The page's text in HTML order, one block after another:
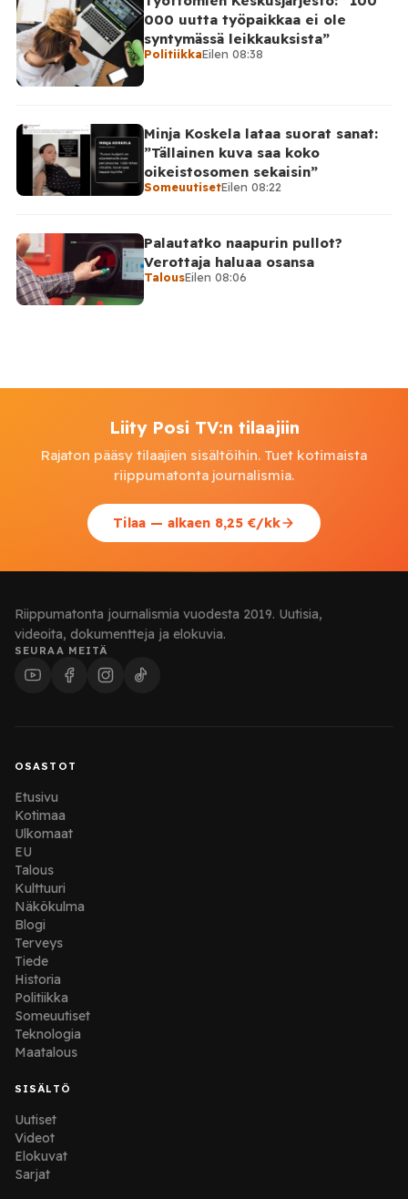
000 uutta työpaikkaa ei ole
syntymässä leikkauksista”
PolitiikkaEilen 08:38
Minja Koskela lataa suorat sanat:
”Tällainen kuva saa koko
oikeistosomen sekaisin”
SomeuutisetEilen 08:22
Palautatko naapurin pullot?
Verottaja haluaa osansa
TalousEilen 08:06
Liity Posi TV:n tilaajiin
Rajaton pääsy tilaajien sisältöihin. Tuet kotimaista
riippumatonta journalismia.
Tilaa — alkaen 8,25 €/kk
Riippumatonta journalismia vuodesta 2019. Uutisia,
videoita, dokumentteja ja elokuvia.
SEURAA MEITÄ
OSASTOT
Etusivu
Kotimaa
Ulkomaat
EU
Talous
Kulttuuri
Näkökulma
Blogi
Terveys
Tiede
Historia
Politiikka
Someuutiset
Teknologia
Maatalous
SISÄLTÖ
Uutiset
Videot
Elokuvat
Sarjat